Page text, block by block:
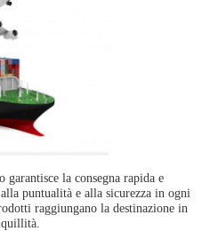
garantisce la consegna rapida e
puntualità e alla sicurezza in ogni
raggiungano la destinazione in